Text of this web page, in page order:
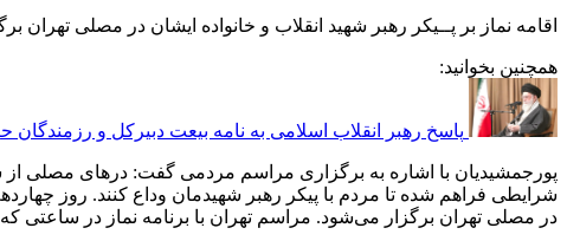
اقامه نماز بر پــیکر رهبر شهید انقلاب و خانواده ایشان در مصلی تهران
همچنین بخوانید:
پاسخ رهبر انقلاب اسلامی به نامه بیعت دبیرکل و رزمندگان
پورجمشیدیان با اشاره به برگزاری مراسم مردمی گفت: درهای مصلی از ساعت ۶ صبح روز شنبه ۱۳ تیر به روی مردم بازخواهد شد.
در مصلی تهران برگزار می‌شود. مراسم تهران با برنامه نماز در ساعتی